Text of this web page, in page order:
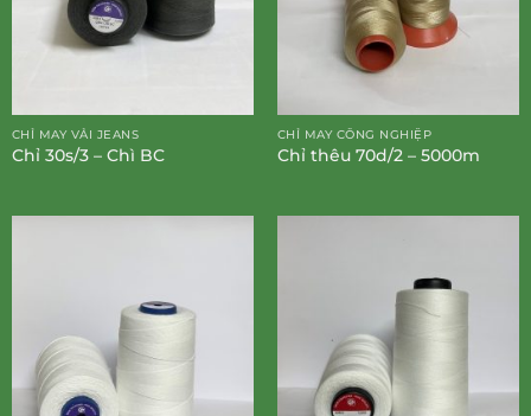
CHỈ MAY VẢI JEANS
Chỉ 30s/3 – Chì BC
CHỈ MAY CÔNG NGHIỆP
Chỉ thêu 70d/2 – 5000m